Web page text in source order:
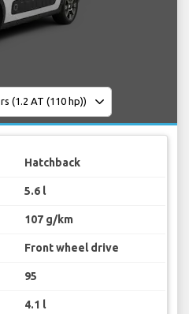
Hatchback
5.6 l
107 g/km
Front wheel drive
95
4.1 l